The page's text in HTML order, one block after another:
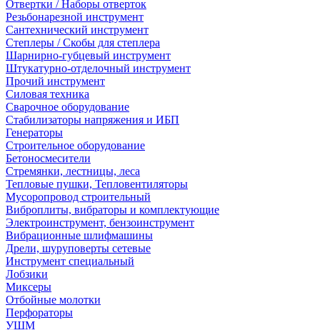
Отвертки / Наборы отверток
Резьбонарезной инструмент
Сантехнический инструмент
Степлеры / Скобы для степлера
Шарнирно-губцевый инструмент
Штукатурно-отделочный инструмент
Прочий инструмент
Силовая техника
Сварочное оборудование
Стабилизаторы напряжения и ИБП
Генераторы
Строительное оборудование
Бетоносмесители
Стремянки, лестницы, леса
Тепловые пушки, Тепловентиляторы
Мусоропровод строительный
Виброплиты, вибраторы и комплектующие
Электроинструмент, бензоинструмент
Вибрационные шлифмашины
Дрели, шуруповерты сетевые
Инструмент специальный
Лобзики
Миксеры
Отбойные молотки
Перфораторы
УШМ